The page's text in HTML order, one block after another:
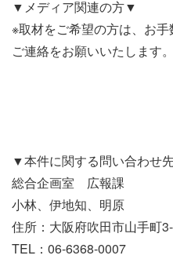
▼メディア関連の方▼
※取材をご希望の方は、お
ご連絡をお願いいたします。
▼本件に関する問い合わせ
総合企画室 広報課
小林、伊地知、明原
住所：大阪府吹田市山手町
TEL：06-6368-0007